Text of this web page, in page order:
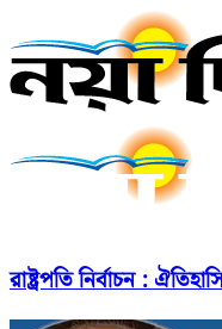
রাষ্ট্রপতি নির্বাচন :